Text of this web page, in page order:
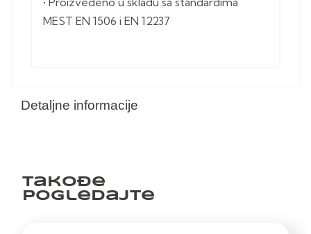
Detaljne informacije
MEST EN 1506 i EN 12237
Takođe
pogledajte